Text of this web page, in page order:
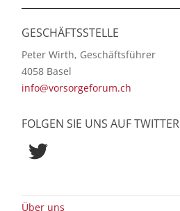
GESCHÄFTSSTELLE
Peter Wirth, Geschäftsführer
4058 Basel
info@vorsorgeforum.ch
FOLGEN SIE UNS AUF TWITTER
Über uns